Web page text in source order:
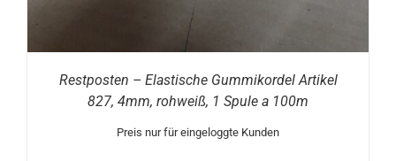
Restposten – Elastische Gummikordel Artikel
827, 4mm, rohweiß, 1 Spule a 100m
Preis nur für eingeloggte Kunden